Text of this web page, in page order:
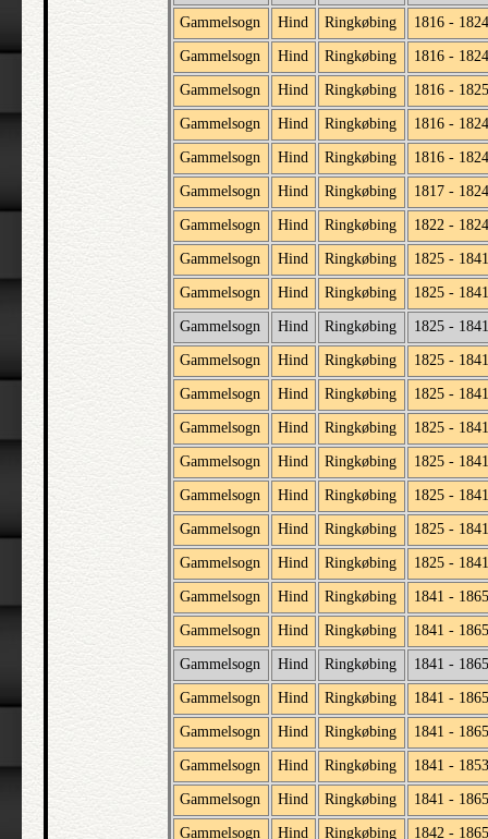
Gammelsogn Hind Ringkøbing 1816 - 1824
Gammelsogn Hind Ringkøbing 1816 - 1824
Gammelsogn Hind Ringkøbing 1816 - 1825
Gammelsogn Hind Ringkøbing 1816 - 1824
Gammelsogn Hind Ringkøbing 1816 - 1824
Gammelsogn Hind Ringkøbing 1817 - 1824
Gammelsogn Hind Ringkøbing 1822 - 1824
Gammelsogn Hind Ringkøbing 1825 - 1841
Gammelsogn Hind Ringkøbing 1825 - 1841
Gammelsogn Hind Ringkøbing 1825 - 1841
Gammelsogn Hind Ringkøbing 1825 - 1841
Gammelsogn Hind Ringkøbing 1825 - 1841
Gammelsogn Hind Ringkøbing 1825 - 1841
Gammelsogn Hind Ringkøbing 1825 - 1841
Gammelsogn Hind Ringkøbing 1825 - 1841
Gammelsogn Hind Ringkøbing 1825 - 1841
Gammelsogn Hind Ringkøbing 1825 - 1841
Gammelsogn Hind Ringkøbing 1841 - 1865
Gammelsogn Hind Ringkøbing 1841 - 1865
Gammelsogn Hind Ringkøbing 1841 - 1865
Gammelsogn Hind Ringkøbing 1841 - 1865
Gammelsogn Hind Ringkøbing 1841 - 1865
Gammelsogn Hind Ringkøbing 1841 - 1853
Gammelsogn Hind Ringkøbing 1841 - 1865
Gammelsogn Hind Ringkøbing 1842 - 1865